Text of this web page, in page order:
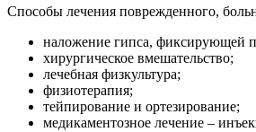
Способы лечения поврежденного,
наложение гипса, фиксирующей
хирургическое вмешательство;
лечебная физкультура;
физиотерапия;
тейпирование и ортезирование;
медикаментозное лечение –